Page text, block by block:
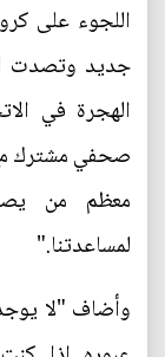
اللجوء على
جديد وتصدت
الهجرة في
صحفي مشترك مع
معظم من
لمساعدتنا."
وأضاف "لا